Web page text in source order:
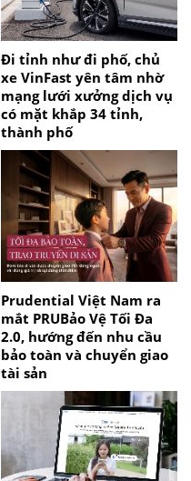
Đi tỉnh như đi phố, chủ
xe VinFast yên tâm nhờ
mạng lưới xưởng dịch vụ
có mặt khắp 34 tỉnh,
thành phố
Prudential Việt Nam ra
mắt PRUBảo Vệ Tối Đa
2.0, hướng đến nhu cầu
bảo toàn và chuyển giao
tài sản